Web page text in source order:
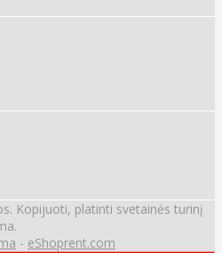
Kopijuoti, platinti svetainės turinį
- eShoprent.com